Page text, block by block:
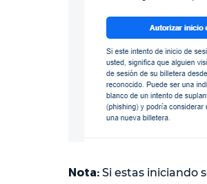
Nota: Si estas iniciando